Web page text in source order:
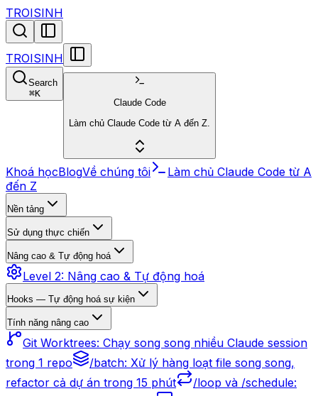
TROISINH
TROISINH
Search
⌘K
Claude Code
Làm chủ Claude Code từ A đến Z.
Khoá họcBlogVề chúng tôi
Làm chủ Claude Code từ A
đến Z
Nền tảng
Sử dụng thực chiến
Nâng cao & Tự động hoá
Level 2: Nâng cao & Tự động hoá
Hooks — Tự động hoá sự kiện
Tính năng nâng cao
Git Worktrees: Chạy song song nhiều Claude session
trong 1 repo
/batch: Xử lý hàng loạt file song song,
refactor cả dự án trong 15 phút
/loop và /schedule: